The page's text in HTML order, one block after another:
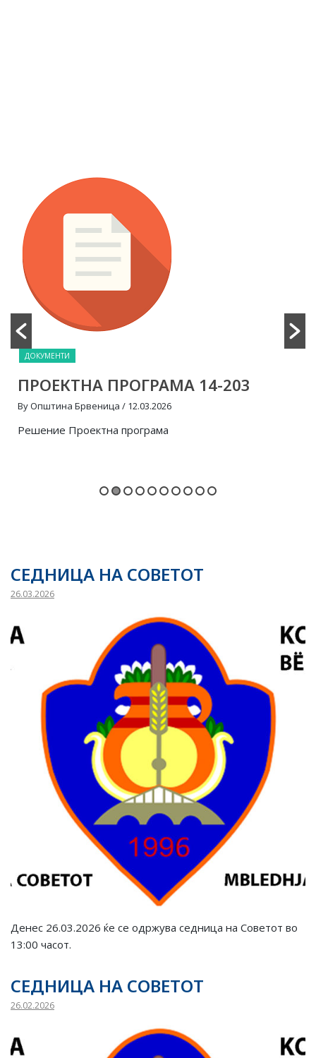
ПРОЕКТНА ПРОГРАМА 14-
By Општина Брвеница
Решение 14-164 Проектна програма
СЕДНИЦА НА СОВЕТОТ
26.03.2026
Денес 26.03.2026 ќе се одржува седница на Советот во
13:00 часот.
СЕДНИЦА НА СОВЕТОТ
26.02.2026